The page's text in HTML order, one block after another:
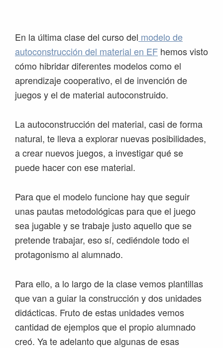
navegación
principal
contenido
principal
barra
lateral
principal
página
En la última clase del curso del modelo de
autoconstrucción del material en EF hemos visto
cómo hibridar diferentes modelos como el
aprendizaje cooperativo, el de invención de
juegos y el de material autoconstruido.
La autoconstrucción del material, casi de forma
natural, te lleva a explorar nuevas posibilidades,
a crear nuevos juegos, a investigar qué se
puede hacer con ese material.
Para que el modelo funcione hay que seguir
unas pautas metodológicas para que el juego
sea jugable y se trabaje justo aquello que se
pretende trabajar, eso sí, cediéndole todo el
protagonismo al alumnado.
Para ello, a lo largo de la clase vemos plantillas
que van a guiar la construcción y dos unidades
didácticas. Fruto de estas unidades vemos
cantidad de ejemplos que el propio alumnado
creó. Ya te adelanto que algunas de esas